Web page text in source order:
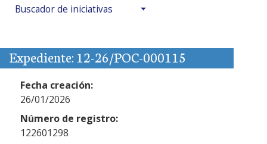
Buscador de iniciativas
Expediente: 12-26/POC-000115
Fecha creación:
26/01/2026
Número de registro:
122601298